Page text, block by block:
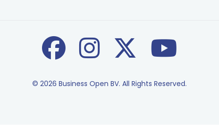
© 2026 Business Open BV. All Rights Reserved.